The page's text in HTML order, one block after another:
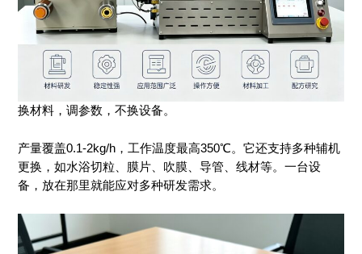
换材料，调参数，不换设备。
产量覆盖0.1-2kg/h，工作温度最高350℃。它还支持多种辅机
更换，如水浴切粒、膜片、吹膜、导管、线材等。一台设
备，放在那里就能应对多种研发需求。